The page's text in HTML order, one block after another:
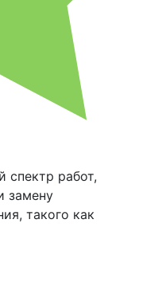
работ,
замену
такого как